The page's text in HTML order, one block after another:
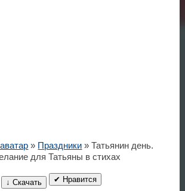
» Праздники » Татьянин день.
для Татьяны в стихах
↓ Скачать ✔ Нравится